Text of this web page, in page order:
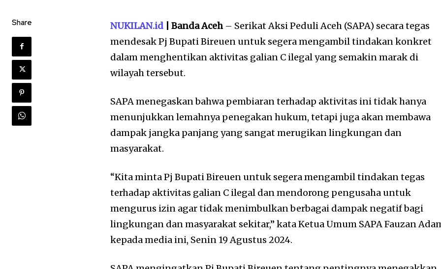
Share NUKILAN.id | Banda Aceh– Serikat Aksi Peduli Aceh (SAPA) secara tegas
mendesak Pj Bupati Bireuen untuk segera mengambil tindakan konkret
dalam menghentikan aktivitas galian C ilegal yang semakin marak di
wilayah tersebut.
SAPA menegaskan bahwa pembiaran terhadap aktivitas ini tidak hanya
menunjukkan lemahnya penegakan hukum, tetapi juga akan membawa
dampak jangka panjang yang sangat merugikan lingkungan dan
masyarakat.
“Kita minta Pj Bupati Bireuen untuk segera mengambil tindakan tegas
terhadap aktivitas galian C ilegal dan mendorong pengusaha untuk
mengurus izin agar tidak menimbulkan berbagai dampak negatif bagi
lingkungan dan masyarakat sekitar,” kata Ketua Umum SAPA Fauzan
kepada media ini, Senin 19 Agustus 2024.